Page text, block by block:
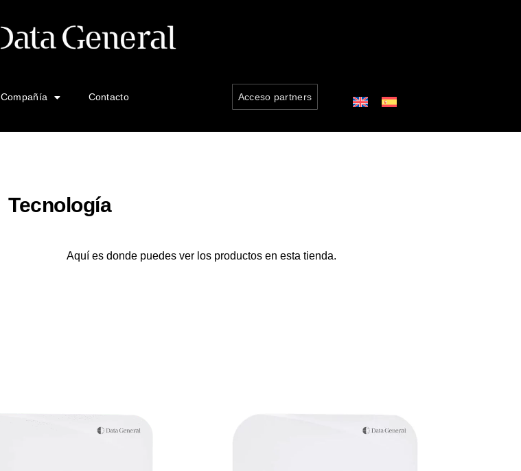
Compañía Contacto Acceso partners
Tecnología
Aquí es donde puedes ver los productos en esta tienda.